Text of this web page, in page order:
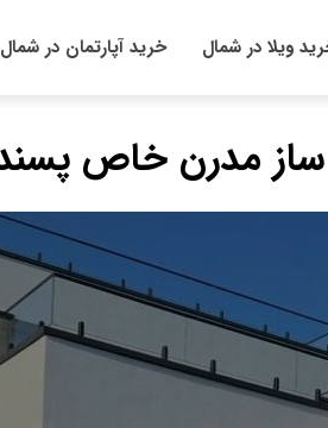
ویلا در شمال خرید آپارتمان در شمال